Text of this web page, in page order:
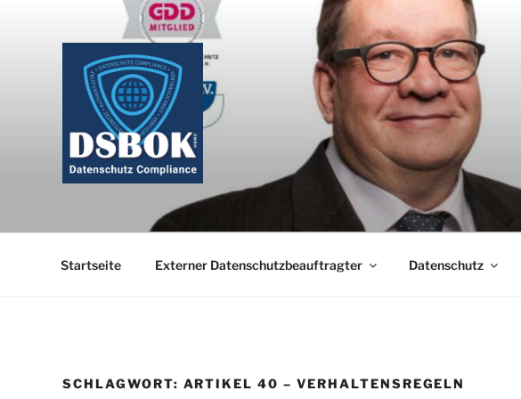
Startseite Externer Datenschutzbeauftragter Datenschutz
SCHLAGWORT: ARTIKEL 40 – VERHALTENSREGELN